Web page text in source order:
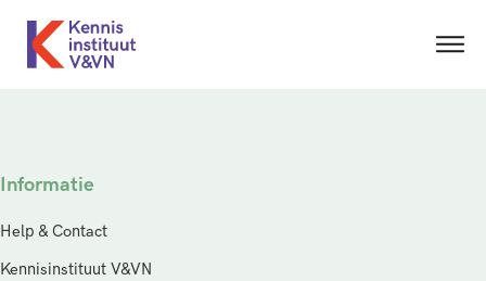
Informatie
Help & Contact
Kennisinstituut V&VN